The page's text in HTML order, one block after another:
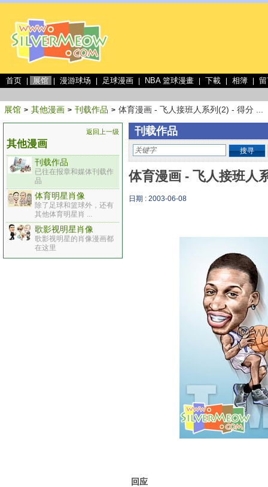
首页 展馆 漫游球场 足球漫画 NBA 篮球漫畫 下載 相簿
展馆 > 其他漫画 > 刊载作品 > 体育漫画 - 飞人接班人系列(2) - 得分 ...
返回上一级
其他漫画
刊载作品
已往在报章和媒体刊载作
品
体育明星肖像
除了足球和篮球外，还有
其他体育明星肖 ...
歌影视明星肖像
歌影视明星的肖像漫画都
在这里
刊载作品
搜寻
体育漫画 - 飞人接班人
日期 : 2003-06-08
回应